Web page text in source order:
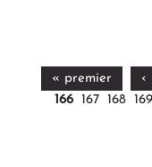
« premier ‹
166
167 168 169